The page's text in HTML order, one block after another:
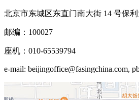
北京市东城区东直门南大街 14 号保
邮编：100027
座机：010-65539794
e-mail: beijingoffice@fasingchina.com,